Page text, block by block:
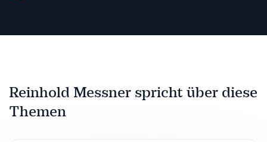
Reinhold Messner spricht über diese
Themen